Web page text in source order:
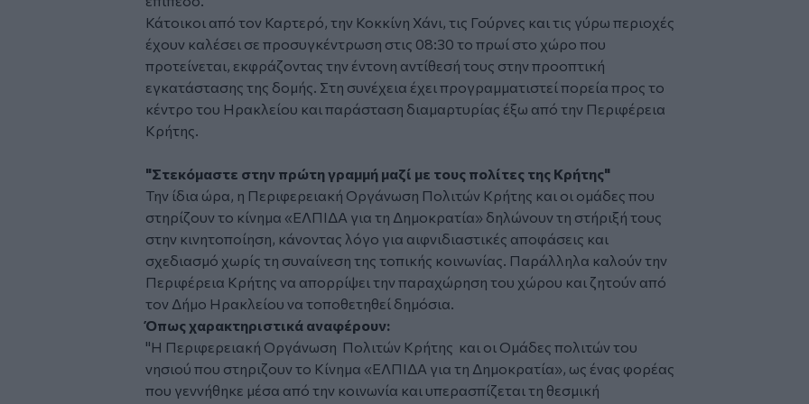
Κάτοικοι από τον Καρτερό, την Κοκκίνη Χάνι, τις Γούρνες και τις γύρω περιοχές
έχουν καλέσει σε προσυγκέντρωση στις 08:30 το πρωί στο χώρο που
προτείνεται, εκφράζοντας την έντονη αντίθεσή τους στην προοπτική
εγκατάστασης της δομής. Στη συνέχεια έχει προγραμματιστεί πορεία προς το
κέντρο του Ηρακλείου και παράσταση διαμαρτυρίας έξω από την Περιφέρεια
Κρήτης.
"Στεκόμαστε στην πρώτη γραμμή μαζί με τους πολίτες της Κρήτης"
Την ίδια ώρα, η Περιφερειακή Οργάνωση Πολιτών Κρήτης και οι ομάδες που
στηρίζουν το κίνημα «ΕΛΠΙΔΑ για τη Δημοκρατία» δηλώνουν τη στήριξή τους
στην κινητοποίηση, κάνοντας λόγο για αιφνιδιαστικές αποφάσεις και
σχεδιασμό χωρίς τη συναίνεση της τοπικής κοινωνίας. Παράλληλα καλούν την
Περιφέρεια Κρήτης να απορρίψει την παραχώρηση του χώρου και ζητούν από
τον Δήμο Ηρακλείου να τοποθετηθεί δημόσια.
Όπως χαρακτηριστικά αναφέρουν:
"Η Περιφερειακή Οργάνωση Πολιτών Κρήτης και οι Ομάδες πολιτών του
νησιού που στηριζουν το Κίνημα «ΕΛΠΙΔΑ για τη Δημοκρατία», ως ένας φορέας
που γεννήθηκε μέσα από την κοινωνία και υπερασπίζεται τη θεσμική